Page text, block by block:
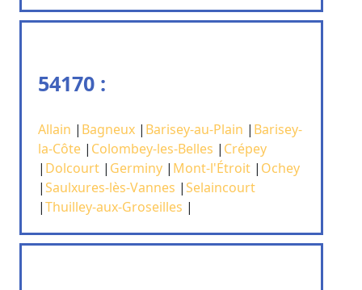
54170 :
Allain | Bagneux | Barisey-au-Plain | Barisey-
la-Côte | Colombey-les-Belles | Crépey
| Dolcourt | Germiny | Mont-l'Étroit | Ochey
|Saulxures-lès-Vannes |Selaincourt
|Thuilley-aux-Groseilles |